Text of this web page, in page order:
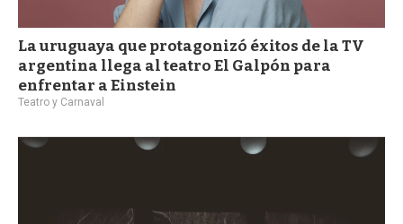
La uruguaya que protagonizó éxitos de la TV
argentina llega al teatro El Galpón para
enfrentar a Einstein
Teatro y Carnaval